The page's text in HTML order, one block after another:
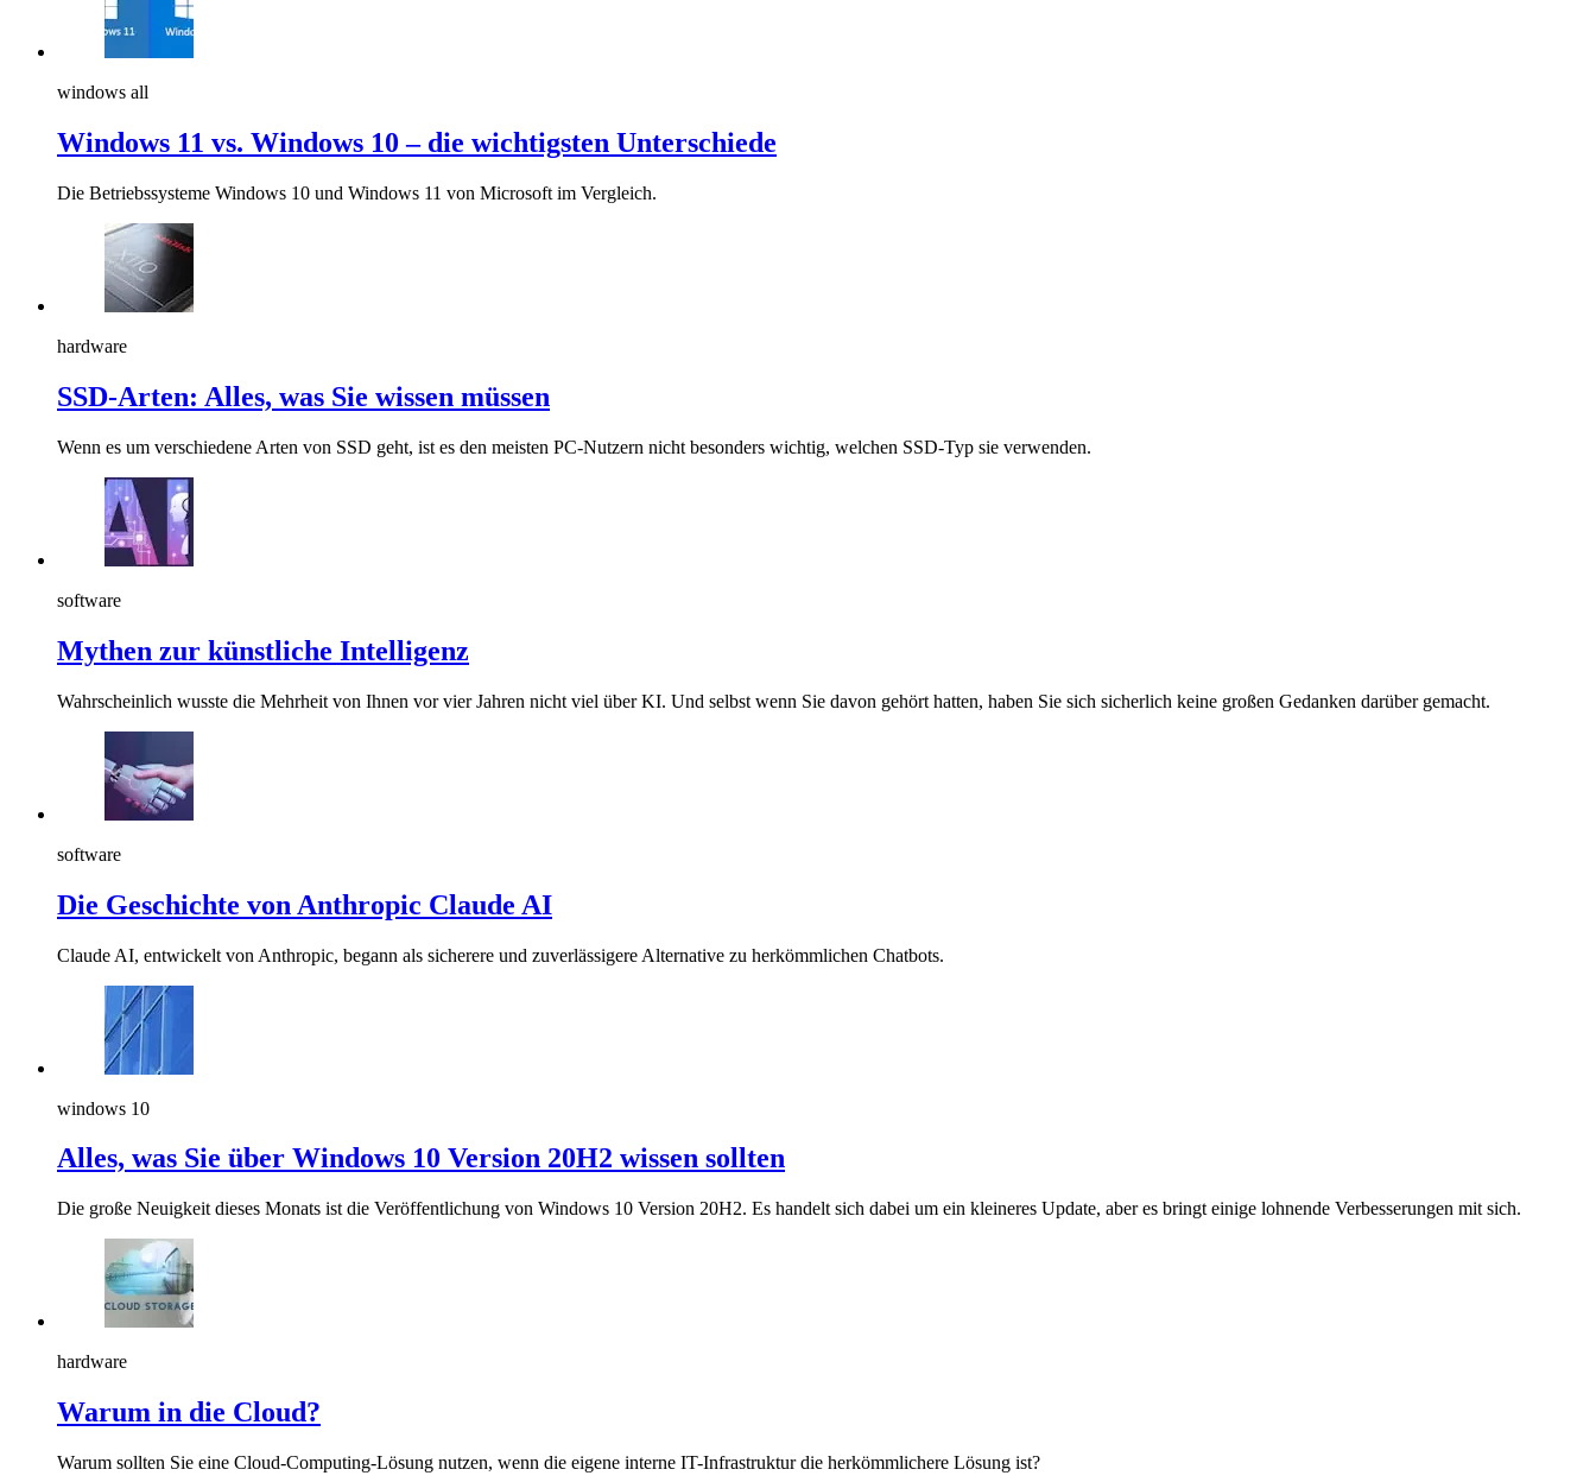
windows all
Windows 11 vs. Windows 10 – die wichtigsten Unterschiede
Die Betriebssysteme Windows 10 und Windows 11 von Microsoft im Vergleich.
hardware
SSD-Arten: Alles, was Sie wissen müssen
Wenn es um verschiedene Arten von SSD geht, ist es den meisten PC-Nutzern nicht besonders wichtig, welchen SSD-Typ sie verwenden.
software
Mythen zur künstliche Intelligenz
Wahrscheinlich wusste die Mehrheit von Ihnen vor vier Jahren nicht viel über KI. Und selbst wenn Sie davon gehört hatten, haben Sie sich sicherlich keine großen Gedanken darüber gemacht.
software
Die Geschichte von Anthropic Claude AI
Claude AI, entwickelt von Anthropic, begann als sicherere und zuverlässigere Alternative zu herkömmlichen Chatbots.
windows 10
Alles, was Sie über Windows 10 Version 20H2 wissen sollten
Die große Neuigkeit dieses Monats ist die Veröffentlichung von Windows 10 Version 20H2. Es handelt sich dabei um ein kleineres Update, aber es bringt einige lohnende Verbesserungen mit sich.
hardware
Warum in die Cloud?
Warum sollten Sie eine Cloud-Computing-Lösung nutzen, wenn die eigene interne IT-Infrastruktur die herkömmlichere Lösung ist?